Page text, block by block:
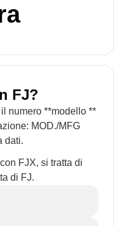
FJ?
numero **modello **
MOD./MFG
dati.
FJX, si tratta di
di FJ.